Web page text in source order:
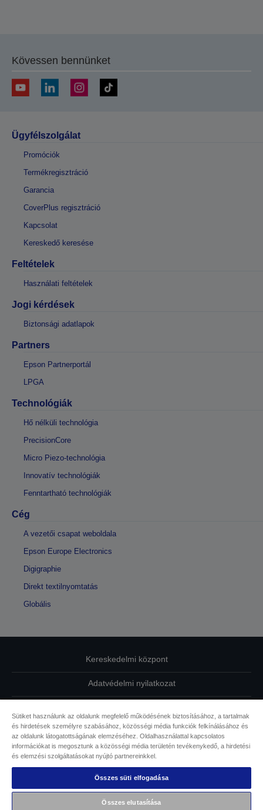
Kövessen bennünket
Ügyfélszolgálat
Promóciók
Termékregisztráció
Garancia
CoverPlus regisztráció
Kapcsolat
Kereskedő keresése
Feltételek
Használati feltételek
Jogi kérdések
Biztonsági adatlapok
Partners
Epson Partnerportál
LPGA
Technológiák
Hő nélküli technológia
PrecisionCore
Micro Piezo-technológia
Innovatív technológiák
Fenntartható technológiák
Cég
A vezetői csapat weboldala
Epson Europe Electronics
Digigraphie
Direkt textilnyomtatás
Globális
Kereskedelmi központ
Adatvédelmi nyilatkozat
Kapcsolatfelvétel
Sütikkel kapcsolatos információk
Az Epson elkötelezettsége az akadálymentesség mellett
Sütiket használunk az oldalunk megfelelő működésének biztosításához, a tartalmak
és hirdetések személyre szabásához, közösségi média funkciók felkínálásához és
az oldalunk látogatottságának elemzéséhez. Oldalhasználattal kapcsolatos
információkat is megosztunk a közösségi média területén tevékenykedő, a hirdetési
és elemzési szolgáltatásokat nyújtó partnereinkkel.
Összes süti elfogadása
Összes elutasítása